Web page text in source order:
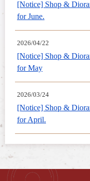
[Notice] Shop &
for June.
2026/04/22
[Notice] Shop &
for May
2026/03/24
[Notice] Shop &
for April.